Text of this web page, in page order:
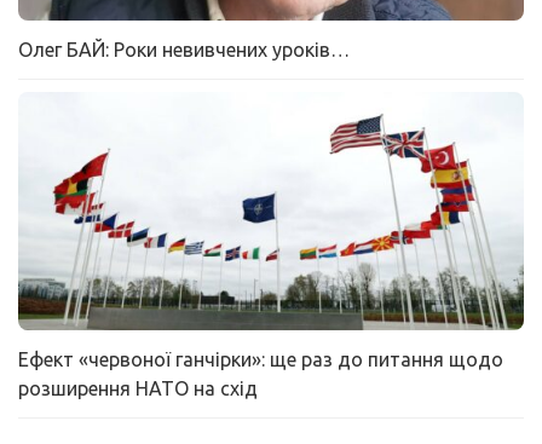
Олег БАЙ: Роки невивчених уроків…
Ефект «червоної ганчірки»: ще раз до питання щодо
розширення НАТО на схід